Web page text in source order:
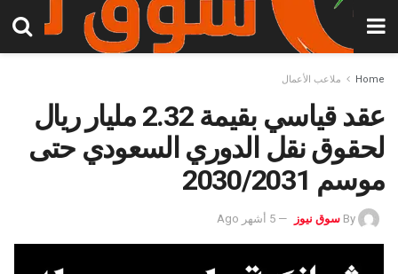
Home ملاعب الأعمال
عقد قياسي بقيمة 2.32 مليار ريال
لحقوق نقل الدوري السعودي حتى
موسم 2030/2031
By سوق نيوز 5 أشهر Ago